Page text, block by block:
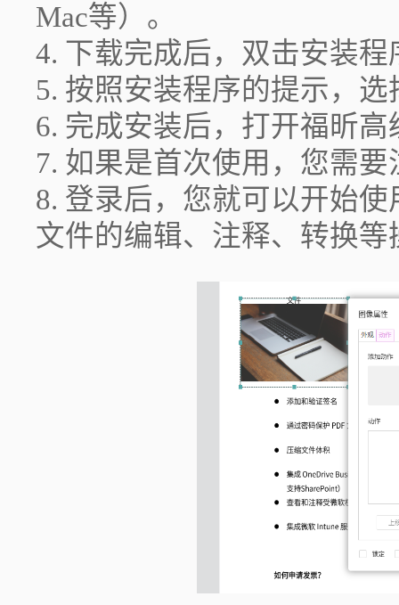
Mac等）。
4. 下载完成后，双击安装
5. 按照安装程序的提示，
6. 完成安装后，打开福昕高
7. 如果是首次使用，您需
8. 登录后，您就可以开始使
文件的编辑、注释、转换等